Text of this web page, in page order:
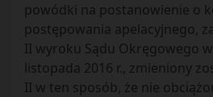
powódki na postanowienie o
postępowania apelacyjnego,
II wyroku Sądu Okręgowego
listopada 2016 r., zmieniony
II w ten sposób, że nie